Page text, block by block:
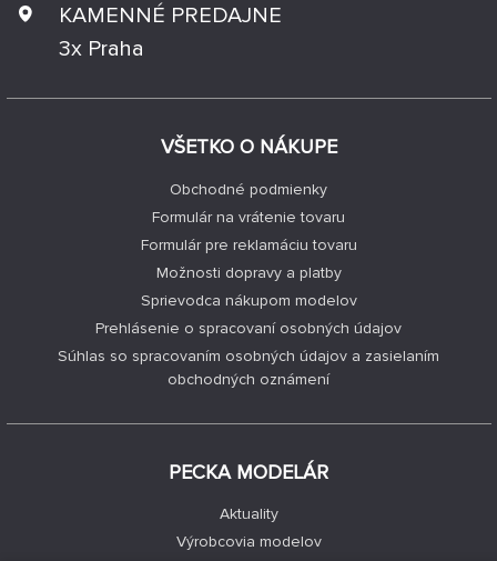
VŠETKO O NÁKUPE
Obchodné podmienky
Formulár na vrátenie tovaru
Formulár pre reklamáciu tovaru
Možnosti dopravy a platby
Sprievodca nákupom modelov
Prehlásenie o spracovaní osobných údajov
Súhlas so spracovaním osobných údajov a zasielaním
obchodných oznámení
PECKA MODELÁR
Aktuality
Výrobcovia modelov
KAMENNÉ PREDAJNE
3x Praha